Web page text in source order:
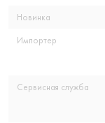
Новинка
Импортер
Сервисная служба